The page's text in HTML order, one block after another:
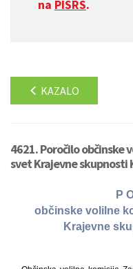
na PISRS.
KAZALO
4621. Poročilo občinske
svet Krajevne skupnosti
P
občinske volilne
Krajevne